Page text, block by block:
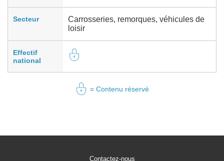
Secteur
Carrosseries, remorques, véhicules de
loisir
Effectif
national
= Contenu réservé
Contactez-nous